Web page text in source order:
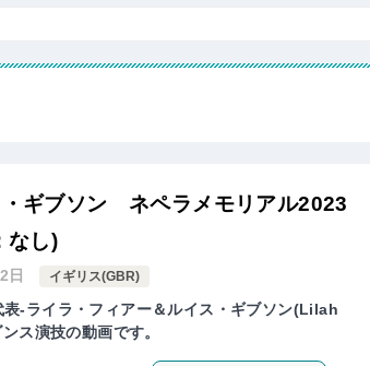
・ギブソン ネペラメモリアル2023
なし)
日 イギリス(GBR)
-ライラ・フィアー＆ルイス・ギブソン(Lilah
ス演技の動画です。